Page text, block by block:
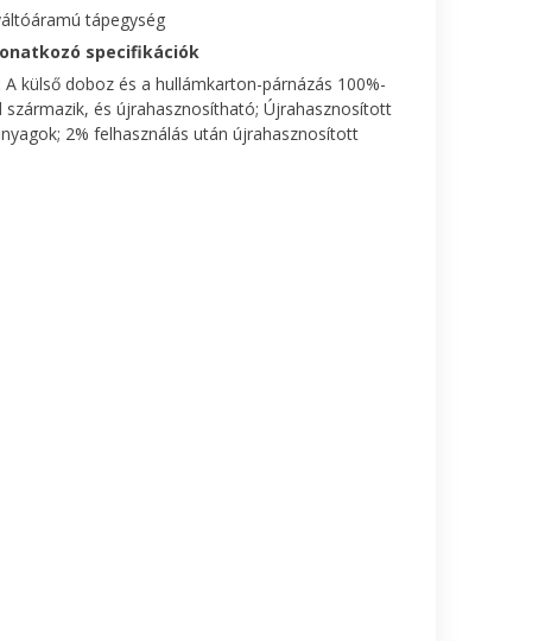
tápegység
specifikációk
külső doboz és a hullámkarton-párnázás 100%-
és újrahasznosítható; Újrahasznosított
2% felhasználás után újrahasznosított